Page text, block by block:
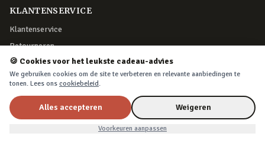
KLANTENSERVICE
Klantenservice
Retourneren
Bestelling herroepen
Over Cadeau.nl
Algemene voorwaarden
Privacy & cookies
🍪 Cookies voor het leukste cadeau-advies
We gebruiken cookies om de site te verbeteren en relevante aanbiedingen te
tonen. Lees ons cookiebeleid.
Alles accepteren Weigeren
Voorkeuren aanpassen